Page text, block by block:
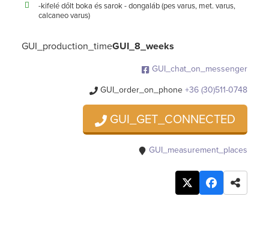
-kifelé dőlt boka és sarok - dongaláb (pes varus, met. varus,
calcaneo varus)
GUI_production_timeGUI_8_weeks
GUI_chat_on_messenger
GUI_order_on_phone+36 (30)511-0748
GUI_GET_CONNECTED
GUI_measurement_places